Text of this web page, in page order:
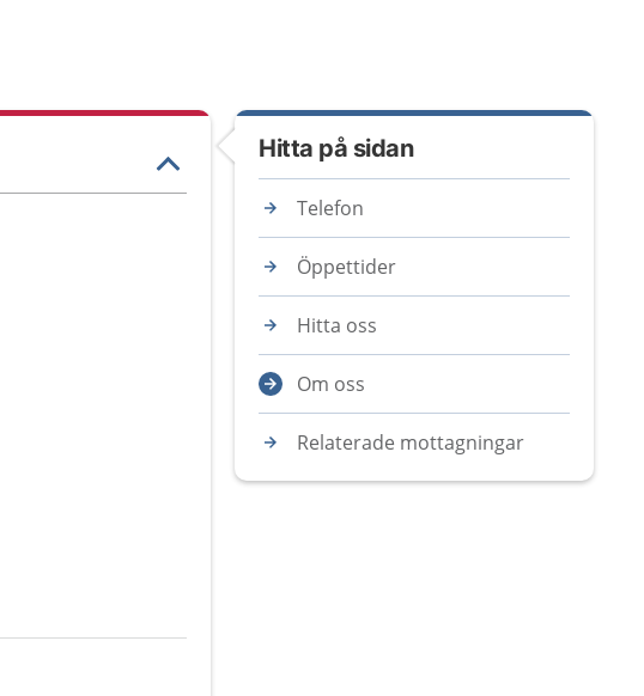
Hitta på sidan
Telefon
Öppettider
Hitta oss
Om oss
Relaterade mottagningar